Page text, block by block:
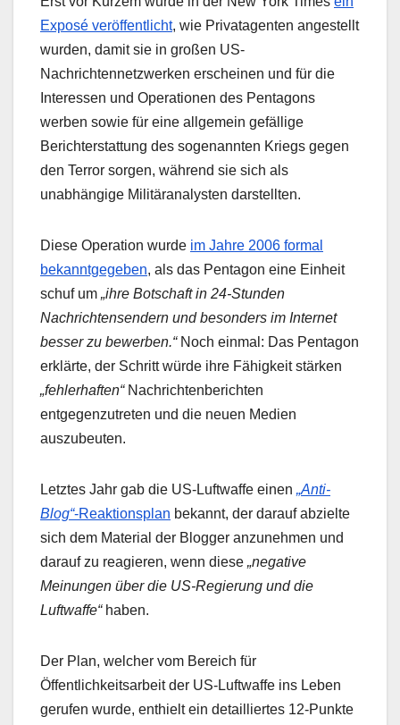
Exposé veröffentlicht, wie Privatagenten angestellt
wurden, damit sie in großen US-
Nachrichtennetzwerken erscheinen und für die
Interessen und Operationen des Pentagons
werben sowie für eine allgemein gefällige
Berichterstattung des sogenannten Kriegs gegen
den Terror sorgen, während sie sich als
unabhängige Militäranalysten darstellten.
Diese Operation wurde im Jahre 2006 formal
bekanntgegeben, als das Pentagon eine Einheit
schuf um „ihre Botschaft in 24-Stunden
Nachrichtensendern und besonders im Internet
besser zu bewerben.“Noch einmal: Das Pentagon
erklärte, der Schritt würde ihre Fähigkeit stärken
„fehlerhaften“Nachrichtenberichten
entgegenzutreten und die neuen Medien
auszubeuten.
Letztes Jahr gab die US-Luftwaffe einen „Anti-
Blog“-Reaktionsplan bekannt, der darauf abzielte
sich dem Material der Blogger anzunehmen und
darauf zu reagieren, wenn diese „negative
Meinungen über die US-Regierung und die
Luftwaffe“haben.
Der Plan, welcher vom Bereich für
Öffentlichkeitsarbeit der US-Luftwaffe ins Leben
gerufen wurde, enthielt ein detailliertes 12-Punkte